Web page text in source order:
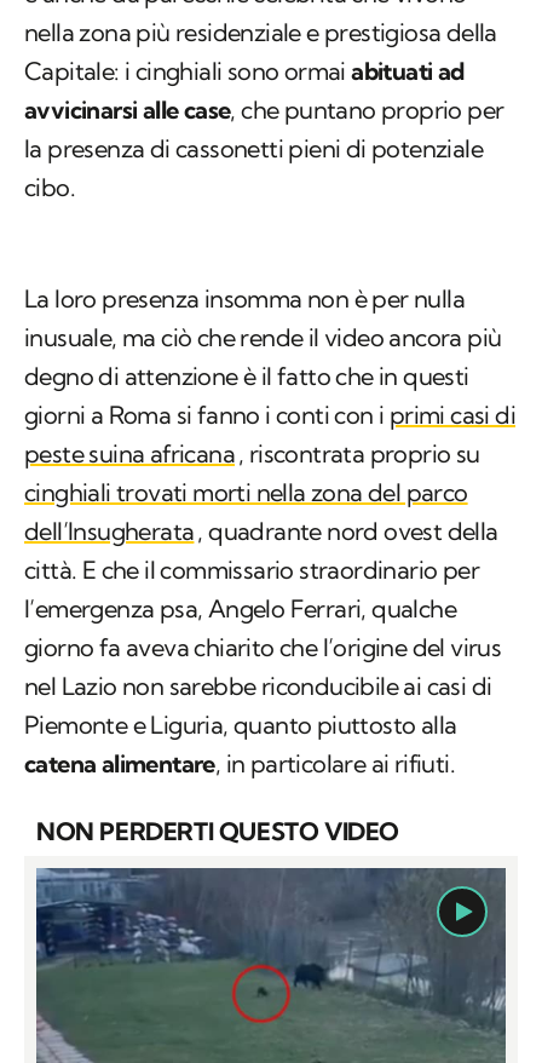
nella zona più residenziale e prestigiosa della
Capitale: i cinghiali sono ormai abituati ad
avvicinarsi alle case, che puntano proprio per
la presenza di cassonetti pieni di potenziale
cibo.
La loro presenza insomma non è per nulla
inusuale, ma ciò che rende il video ancora più
degno di attenzione è il fatto che in questi
giorni a Roma si fanno i conti con i primi casi di
peste suina africana, riscontrata proprio su
cinghiali trovati morti nella zona del parco
dell’Insugherata, quadrante nord ovest della
città. E che il commissario straordinario per
l’emergenza psa, Angelo Ferrari, qualche
giorno fa aveva chiarito che l’origine del virus
nel Lazio non sarebbe riconducibile ai casi di
Piemonte e Liguria, quanto piuttosto alla
catena alimentare, in particolare ai rifiuti.
NON PERDERTI QUESTO VIDEO